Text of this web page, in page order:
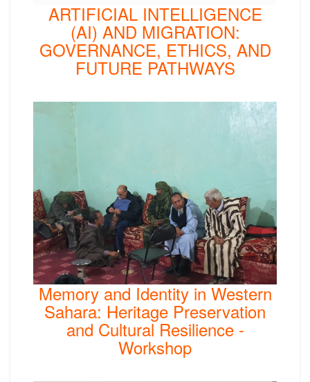
ARTIFICIAL INTELLIGENCE
(AI) AND MIGRATION:
GOVERNANCE, ETHICS, AND
FUTURE PATHWAYS
Memory and Identity in Western
Sahara: Heritage Preservation
and Cultural Resilience -
Workshop